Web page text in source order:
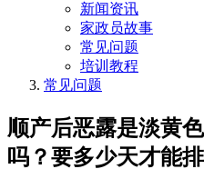
新闻资讯
家政员故事
常见问题
培训教程
常见问题
顺产后恶露是淡黄
吗？要多少天才能